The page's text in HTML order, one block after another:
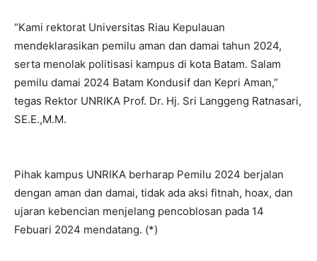
“Kami rektorat Universitas Riau Kepulauan
mendeklarasikan pemilu aman dan damai tahun 2024,
serta menolak politisasi kampus di kota Batam. Salam
pemilu damai 2024 Batam Kondusif dan Kepri Aman,”
tegas Rektor UNRIKA Prof. Dr. Hj. Sri Langgeng Ratnasari,
SE.E.,M.M.
Pihak kampus UNRIKA berharap Pemilu 2024 berjalan
dengan aman dan damai, tidak ada aksi fitnah, hoax, dan
ujaran kebencian menjelang pencoblosan pada 14
Febuari 2024 mendatang. (*)